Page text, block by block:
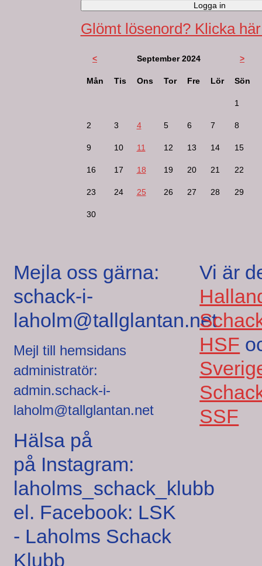
Logga in
Glömt lösenord? Klicka
< September 2024 >
Mån Tis Ons Tor Fre Lör Sön
1
2 3 4 5 6 7 8
9 10 11 12 13 14 15
16 17 18 19 20 21 22
23 24 25 26 27 28 29
30
Mejla oss gärna:
schack-i-
laholm@tallglantan.net
Mejl till hemsidans
administratör:
admin.schack-i-
laholm@tallglantan.net
Hälsa på
på Instagram:
laholms_schack_klubb
el. Facebook: LSK
- Laholms Schack
Klubb
Vi är
HSF
SSF